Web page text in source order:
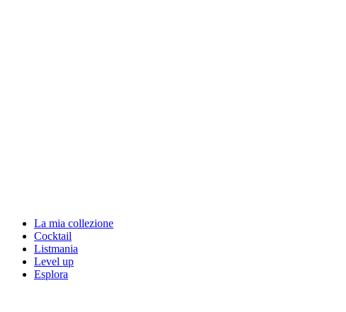
La mia collezione
Cocktail
Listmania
Level up
Esplora